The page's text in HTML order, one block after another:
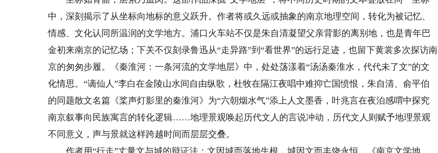
中，深刻揭示了从坐标向地标的意义跃升。作者将或久远或抽象的南京地理空间，转化为被记忆、
情感、文化认同所温润的文学地方。浦口火车站不仅是朱自清凝望父亲背影的离别地，也是青年巴
金初来南京的记忆场；下关不仅刻录鲁迅从“走异路”到“看世界”的远行足迹，也留下黄裳多次探访南
京的匆匆步履。《秦淮河：一条河流的文学地层》中，处处荡漾着“汤汤秦淮水，代代未了文”的文
化情思。“谪仙人”李白在金陵山水间自由纵歌，杜牧在隔江夜唱中难抑亡国愤恨，朱自清、俞平伯
的同题散文名篇《桨声灯影里的秦淮河》为“六朝烟水气”添上人文墨香，叶兆言在夜泊感喟中探究
南京叙事向民族寓言的转化逻辑……地理景观唤起历代文人的言说冲动，历代文人则赋予地理景观
不同意义，声与景就这样跨越时间而层层交叠。
作者用“行走”丈量文与城的辩证法：文因城而落地生根，城因文而丰饶永恒。《南京文学地